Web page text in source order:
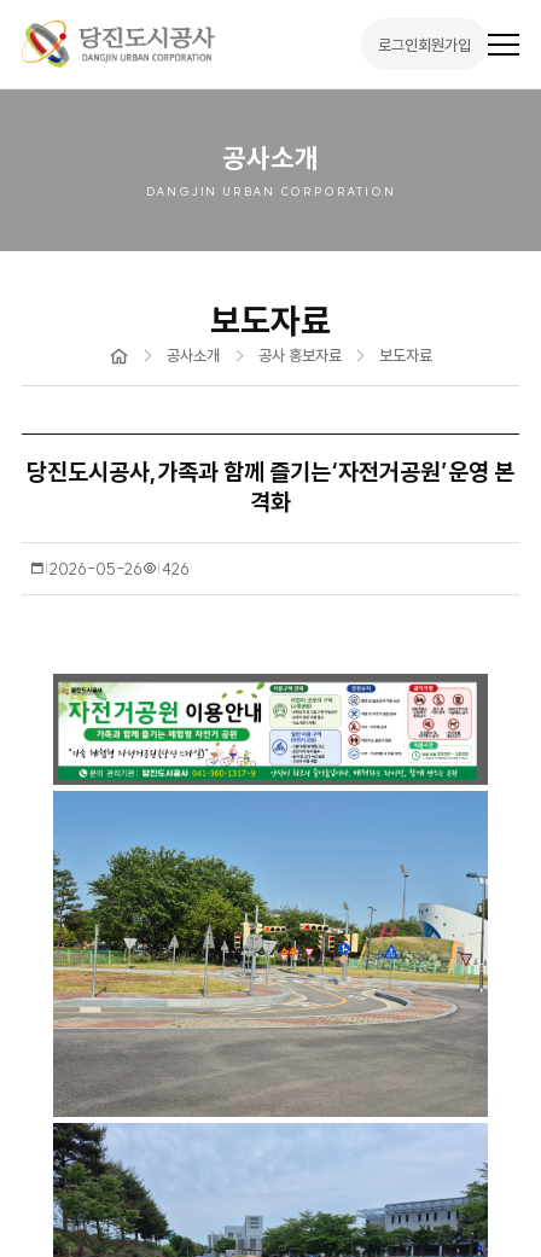
로그인회원가입
전
메
공사소개
DANGJIN URBAN CORPORATION
보도자료
공사소개 공사 홍보자료 보도자료
당진도시공사,가족과 함께 즐기는‘자전거공원’운영 본
격화
작
2026-05-26
조
426